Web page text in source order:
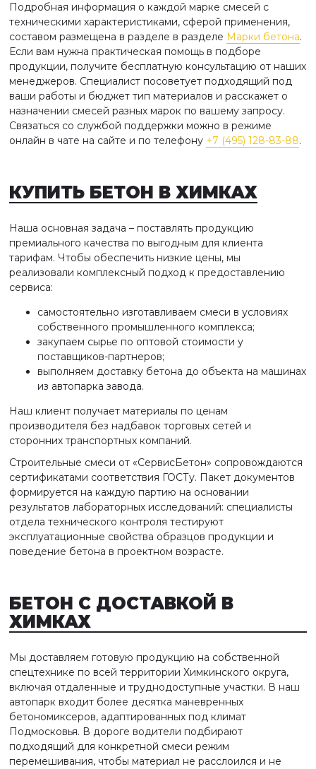
Подробная информация о каждой марке смесей с
техническими характеристиками, сферой применения,
составом размещена в разделе в разделе Марки бетона.
Если вам нужна практическая помощь в подборе
продукции, получите бесплатную консультацию от наших
менеджеров. Специалист посоветует подходящий под
ваши работы и бюджет тип материалов и расскажет о
назначении смесей разных марок по вашему запросу.
Связаться со службой поддержки можно в режиме
онлайн в чате на сайте и по телефону +7 (495) 128-83-88.
КУПИТЬ БЕТОН В ХИМКАХ
Наша основная задача – поставлять продукцию
премиального качества по выгодным для клиента
тарифам. Чтобы обеспечить низкие цены, мы
реализовали комплексный подход к предоставлению
сервиса:
самостоятельно изготавливаем смеси в условиях
собственного промышленного комплекса;
закупаем сырье по оптовой стоимости у
поставщиков-партнеров;
выполняем доставку бетона до объекта на машинах
из автопарка завода.
Наш клиент получает материалы по ценам
производителя без надбавок торговых сетей и
сторонних транспортных компаний.
Строительные смеси от «СервисБетон» сопровождаются
сертификатами соответствия ГОСТу. Пакет документов
формируется на каждую партию на основании
результатов лабораторных исследований: специалисты
отдела технического контроля тестируют
эксплуатационные свойства образцов продукции и
поведение бетона в проектном возрасте.
БЕТОН С ДОСТАВКОЙ В
ХИМКАХ
Мы доставляем готовую продукцию на собственной
спецтехнике по всей территории Химкинского округа,
включая отдаленные и труднодоступные участки. В наш
автопарк входит более десятка маневренных
бетономиксеров, адаптированных под климат
Подмосковья. В дороге водители подбирают
подходящий для конкретной смеси режим
перемешивания, чтобы материал не расслоился и не